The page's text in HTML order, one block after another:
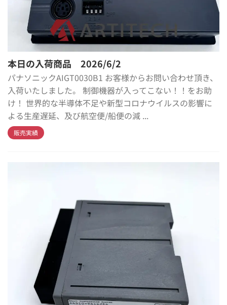
本日の入荷商品 2026/6/2
パナソニックAIGT0030B1 お客様からお問い合わせ頂き、
入荷いたしました。 制御機器が入ってこない！！をお助
け！ 世界的な半導体不足や新型コロナウイルスの影響に
よる生産遅延、及び航空便/船便の減 ...
販売実績